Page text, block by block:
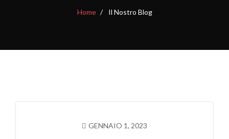
Home Il Nostro Blog
GENNAIO 1, 2023